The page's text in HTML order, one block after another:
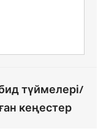
түймелері/
кеңестер